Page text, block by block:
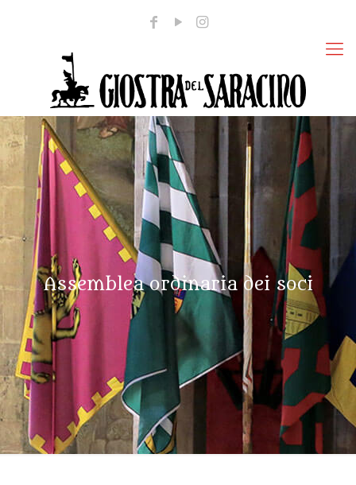
Assemblea ordinaria dei soci